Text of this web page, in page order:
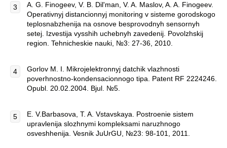
A. G. Finogeev, V. B. Dil'man, V. A. Maslov, A. A. Finogeev.
Operativnyj distancionnyj monitoring v sisteme gorodskogo
teplosnabzhenija na osnove besprovodnyh sensornyh
setej. Izvestija vysshih uchebnyh zavedenij. Povolzhskij
region. Tehnicheskie nauki, №3: 27-36, 2010.
Gorlov M. I. Mikrojelektronnyj datchik vlazhnosti
poverhnostno-kondensacionnogo tipa. Patent RF 2224246.
Opubl. 20.02.2004. Bjul. №5.
E. V.Barbasova, T. A. Vstavskaya. Postroenie sistem
upravlenija slozhnymi kompleksami naruzhnogo
osveshhenija. Vesnik JuUrGU, №23: 98-101, 2011.